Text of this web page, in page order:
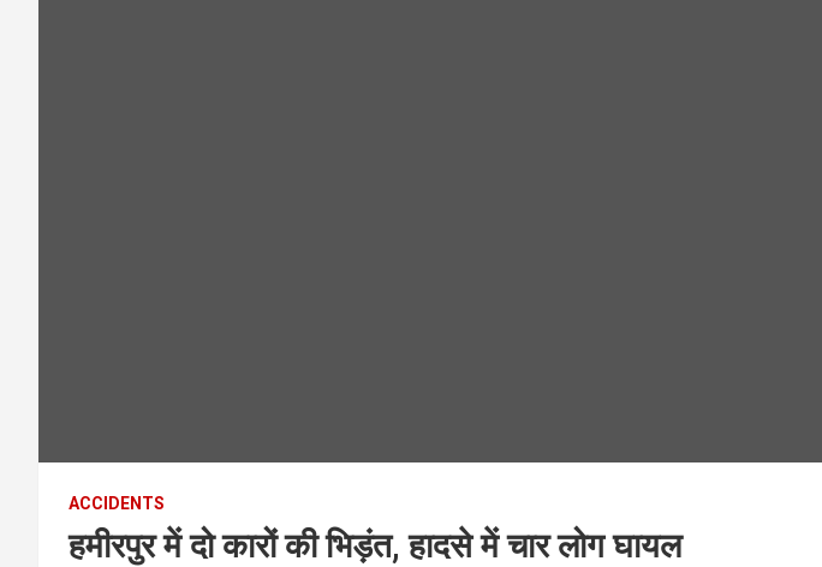
ACCIDENTS
हमीरपुर में दो कारों की भिड़ंत, हादसे में चार लोग घायल